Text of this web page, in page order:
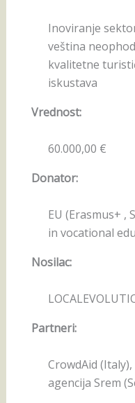
Inoviranje
veština
kvalitetne
iskustava
Vrednost:
60.000,00 €
Donator:
EU (Erasmus+ ,
in vocational
Nosilac:
Partneri:
CrowdAid
agencija Srem